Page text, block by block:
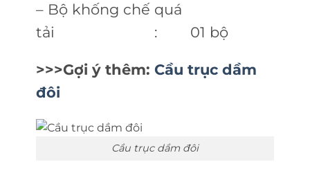
– Bộ khống chế quá
tải : 01 bộ
>>>Gợi ý thêm: Cầu trục dầm
đôi
Cầu trục dầm đôi